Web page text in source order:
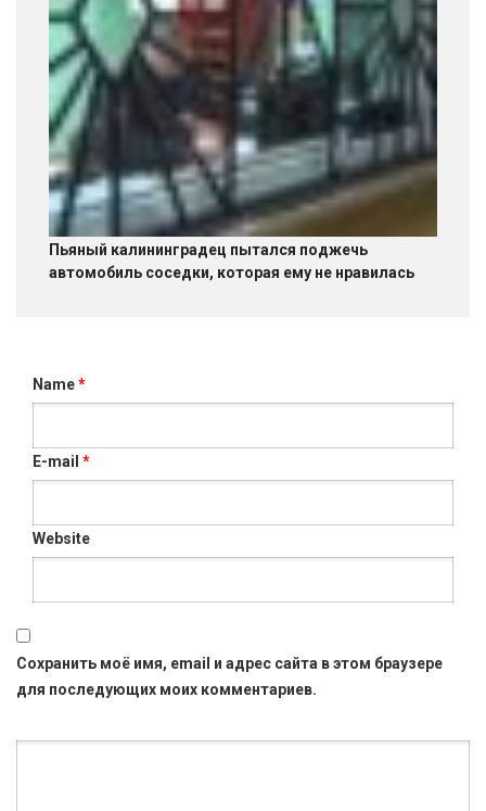
Пьяный калининградец пытался поджечь
автомобиль соседки, которая ему не нравилась
Name*
E-mail *
Website
Сохранить моё имя, email и адрес сайта в этом браузере
для последующих моих комментариев.